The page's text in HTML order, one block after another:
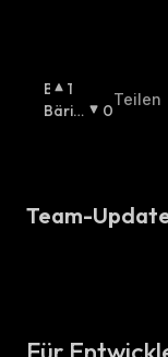
B
U
H
1
Bäris
0
Teilen
Team-